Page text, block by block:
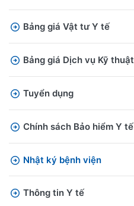
Bảng giá Vật tư Y tế
Bảng giá Dịch vụ Kỹ thuật
Tuyển dụng
Chính sách Bảo hiểm Y tế
Nhật ký bệnh viện
Thông tin Y tế